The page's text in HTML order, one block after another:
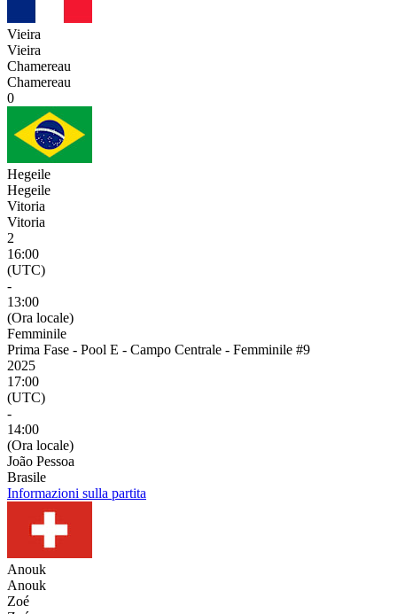
Vieira
Vieira
Chamereau
Chamereau
0
Hegeile
Hegeile
Vitoria
Vitoria
2
16:00
(UTC)
-
13:00
(Ora locale)
Femminile
Prima Fase - Pool E - Campo Centrale - Femminile #9
2025
17:00
(UTC)
-
14:00
(Ora locale)
João Pessoa
Brasile
Informazioni sulla partita
Anouk
Anouk
Zoé